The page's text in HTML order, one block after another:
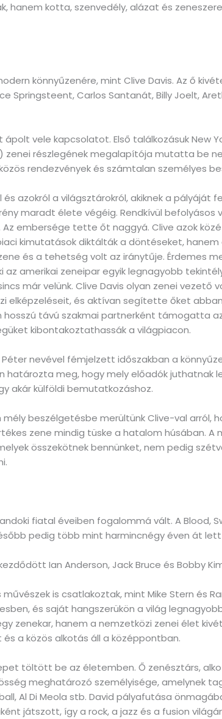
hanem kotta, szenvedély, alázat és
könnyűzenére, mint Clive Davis. Az ő
Springsteent, Carlos Santanát, Billy Joelt,
vele kapcsolatot. Első találkozásuk New
zenei részlegének megalapítója mutatta be
rendezvények és számtalan személyes
és azokról a világsztárokról, akiknek a
maradt élete végéig. Rendkívül
Az embersége tette őt naggyá. Clive azok
kimutatások diktálták a döntéseket,
és a tehetség volt az iránytűje. Érdemes
az amerikai zeneipar egyik legnagyobb
már velünk. Clive Davis olyan zenei vezető
és aktívan segítette őket
távú szakmai partnerként támogatta
kibontakoztathassák a világpiacon.
Péter nevével fémjelzett időszakban a
határozta meg, hogy mely előadók juthatnak
akár külföldi bemutatkozáshoz.
beszélgetésbe merültünk Clive-val arról,
zene mindig tüske a hatalom húsában.
összekötnek bennünket, nem pedig
fiatal éveiben fogalommá vált. A Blood,
pedig több mint harmincnégy éven át
Ian Anderson, Jack Bruce és Bobby
is csatlakoztak, mint Mike Stern és
és saját hangszerükön a világ
zenekar, hanem a nemzetközi zenei élet
a közös alkotás áll a középpontban.
töltött be az életemben. Ő zenésztárs,
meghatározó személyisége, amelynek
Al Di Meola stb. David pályafutása
játszott, így a rock, a jazz és a fusion